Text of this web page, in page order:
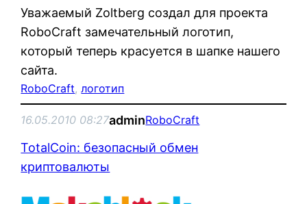
Уважаемый Zoltberg создал для проекта
RoboCraft замечательный логотип,
который теперь красуется в шапке нашего
сайта.
RoboCraft, логотип
16.05.2010 08:27adminRoboCraft
TotalCoin: безопасный обмен
криптовалюты